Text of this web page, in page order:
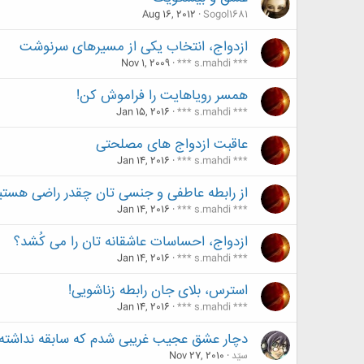
Sogol1681
Aug 16, 2012
ازدواج، انتخاب یکی از مسیرهای سرنوشت
*** s.mahdi ***
Nov 1, 2009
همسر رویاهایت را فراموش کن!
*** s.mahdi ***
Jan 15, 2016
عاقبت ازدواج‌ های مصلحتی
*** s.mahdi ***
Jan 14, 2016
از رابطه عاطفی و جنسی تان چقدر راضی
*** s.mahdi ***
Jan 14, 2016
ازدواج، احساسات عاشقانه تان را می کُشد؟
*** s.mahdi ***
Jan 14, 2016
استرس، بلای جان رابطه زناشویی!
*** s.mahdi ***
Jan 14, 2016
دچار عشق عجیب غریبی شدم که سابقه
سیّد Nov 27, 2010